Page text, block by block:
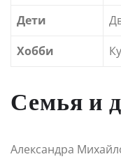
Дети
Хобби
Семья и
Александра